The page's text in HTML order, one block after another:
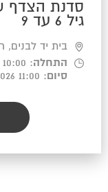
סדנת הצדף
גיל 6 עד 9
בית יד לבנים, רח'
התחלה: 10:00 23.08.2026
סיום : 11:00 23.08.2026